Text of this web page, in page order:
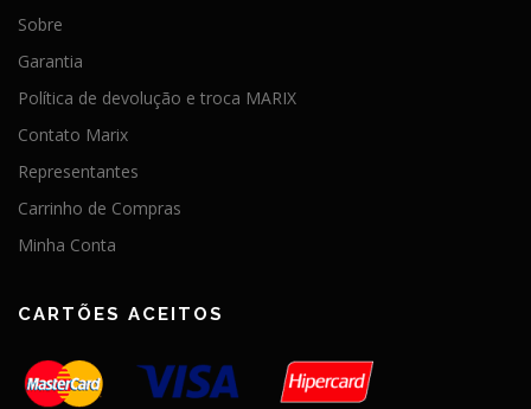
Sobre
Garantia
Política de devolução e troca MARIX
Contato Marix
Representantes
Carrinho de Compras
Minha Conta
CARTÕES ACEITOS